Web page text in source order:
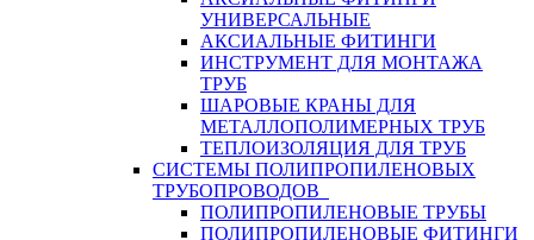
УНИВЕРСАЛЬНЫЕ
АКСИАЛЬНЫЕ ФИТИНГИ
ИНСТРУМЕНТ ДЛЯ МОНТАЖА
ТРУБ
ШАРОВЫЕ КРАНЫ ДЛЯ
МЕТАЛЛОПОЛИМЕРНЫХ ТРУБ
ТЕПЛОИЗОЛЯЦИЯ ДЛЯ ТРУБ
СИСТЕМЫ ПОЛИПРОПИЛЕНОВЫХ
ТРУБОПРОВОДОВ
ПОЛИПРОПИЛЕНОВЫЕ ТРУБЫ
ПОЛИПРОПИЛЕНОВЫЕ ФИТИНГИ